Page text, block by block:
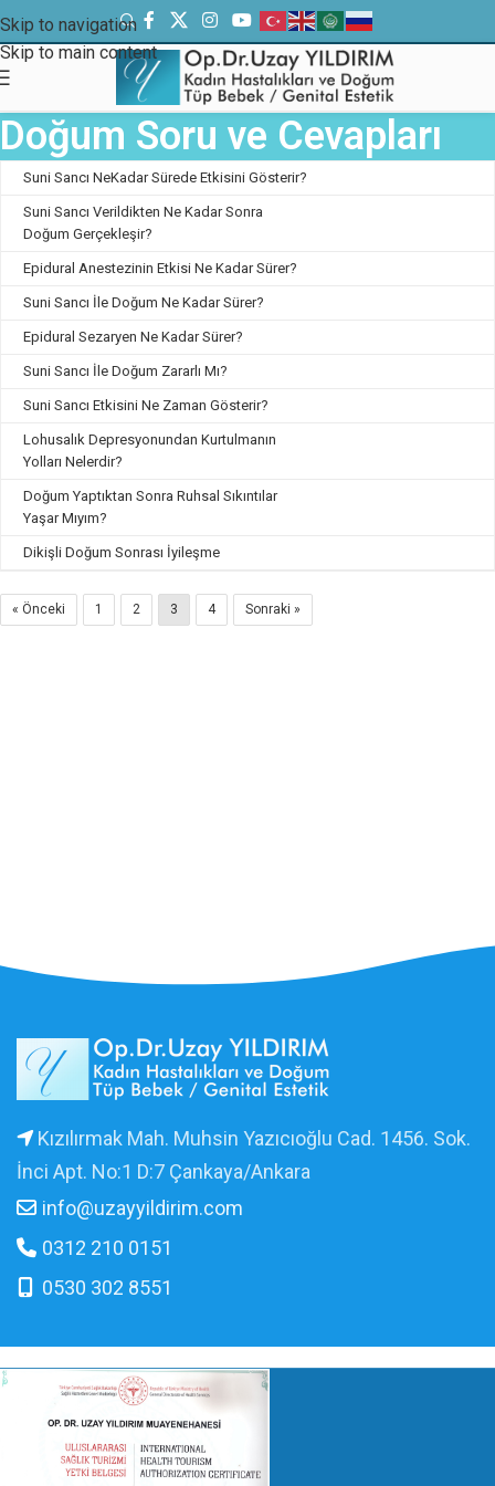
Skip to navigation
Skip to main content
Doğum Soru ve Cevapları
Suni Sancı NeKadar Sürede Etkisini Gösterir?
Suni Sancı Verildikten Ne Kadar Sonra
Doğum Gerçekleşir?
Epidural Anestezinin Etkisi Ne Kadar Sürer?
Suni Sancı İle Doğum Ne Kadar Sürer?
Epidural Sezaryen Ne Kadar Sürer?
Suni Sancı İle Doğum Zararlı Mı?
Suni Sancı Etkisini Ne Zaman Gösterir?
Lohusalık Depresyonundan Kurtulmanın
Yolları Nelerdir?
Doğum Yaptıktan Sonra Ruhsal Sıkıntılar
Yaşar Mıyım?
Dikişli Doğum Sonrası İyileşme
« Önceki 1 2 3 4 Sonraki »
Kızılırmak Mah. Muhsin Yazıcıoğlu Cad. 1456. Sok.
İnci Apt. No:1 D:7 Çankaya/Ankara
info@uzayyildirim.com
0312 210 0151
0530 302 8551